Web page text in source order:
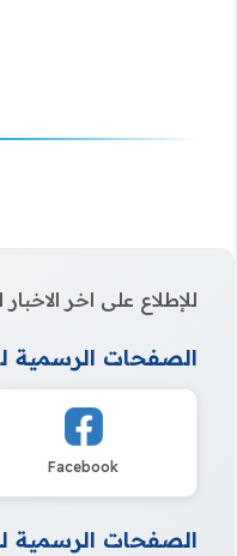
للإطلاع على اخر
الصفحات الرسمية
Facebook
الصفحات الرسمية